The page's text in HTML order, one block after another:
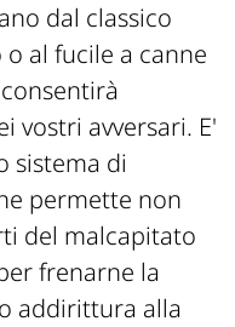
dal classico
al fucile a canne
vostri avversari. E'
sistema di
permette non
del malcapitato
frenarne la
addirittura alla